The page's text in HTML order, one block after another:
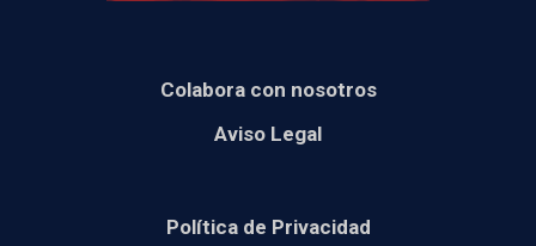
Colabora con nosotros
Aviso Legal
Política de Privacidad